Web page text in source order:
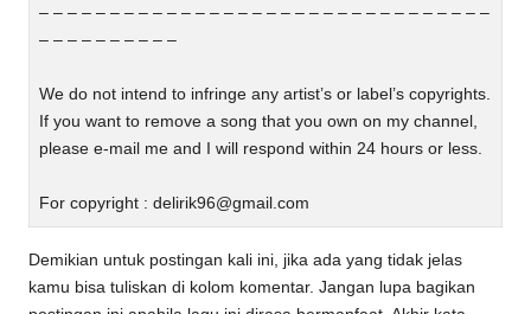
– – – – – – – – – – – – – – – – – – – – – – – – – – – – – – – –
– – – – – – – – – –
We do not intend to infringe any artist’s or label’s copyrights.
If you want to remove a song that you own on my channel,
please e-mail me and I will respond within 24 hours or less.
For copyright : delirik96@gmail.com
Demikian untuk postingan kali ini, jika ada yang tidak jelas
kamu bisa tuliskan di kolom komentar. Jangan lupa bagikan